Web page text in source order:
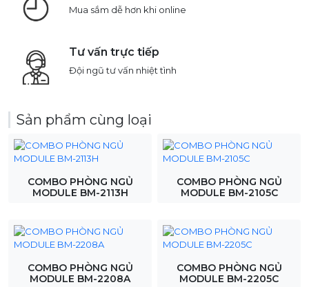
Mua sắm dễ hơn khi online
Tư vấn trực tiếp
Đội ngũ tư vấn nhiệt tình
Sản phẩm cùng loại
COMBO PHÒNG NGỦ
MODULE BM-2113H
COMBO PHÒNG NGỦ
MODULE BM-2105C
COMBO PHÒNG NGỦ
MODULE BM-2208A
COMBO PHÒNG NGỦ
MODULE BM-2205C